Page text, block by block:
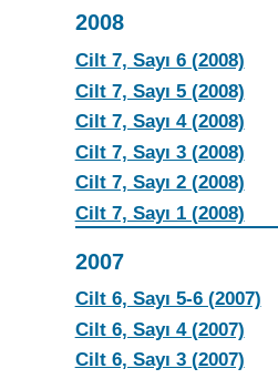
2008
Cilt 7, Sayı 6 (2008)
Cilt 7, Sayı 5 (2008)
Cilt 7, Sayı 4 (2008)
Cilt 7, Sayı 3 (2008)
Cilt 7, Sayı 2 (2008)
Cilt 7, Sayı 1 (2008)
2007
Cilt 6, Sayı 5-6 (2007)
Cilt 6, Sayı 4 (2007)
Cilt 6, Sayı 3 (2007)